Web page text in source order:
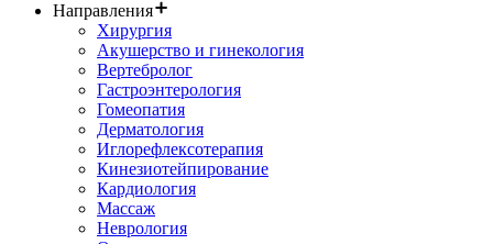
Направления
Хирургия
Акушерство и гинекология
Вертебролог
Гастроэнтерология
Гомеопатия
Дерматология
Иглорефлексотерапия
Кинезиотейпирование
Кардиология
Массаж
Неврология